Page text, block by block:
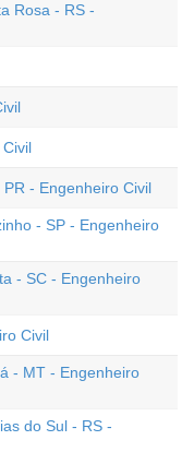
Rosa - RS -
- Engenheiro Civil
- SP - Engenheiro
- SC - Engenheiro
Civil
- MT - Engenheiro
do Sul - RS -